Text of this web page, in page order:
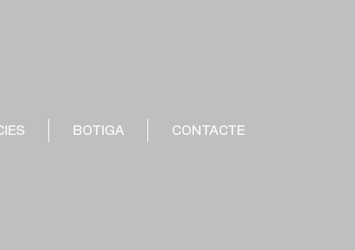
BOTIGA CONTACTE